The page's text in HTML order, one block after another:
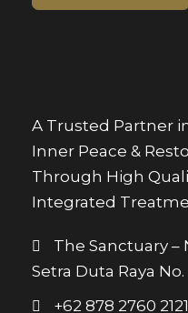
A Trusted Partner
Inner Peace &
Through High
Integrated
The Sanctuary –
Setra Duta Raya
+62 878 2760